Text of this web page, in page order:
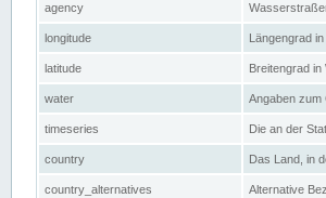
agency
longitude Längengrad
latitude Breitengrad
water Angaben zum
timeseries Die an der
country Das Land, in
country_alternatives Alternative